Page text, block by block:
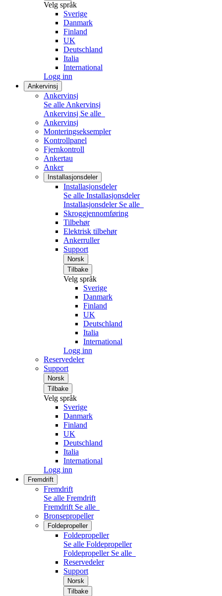
Velg språk
Sverige
Danmark
Finland
UK
Deutschland
Italia
International
Logg inn
Ankervinsj
Ankervinsj
Se alle Ankervinsj
Ankervinsj Se alle
Ankervinsj
Monteringseksempler
Kontrollpanel
Fjernkontroll
Ankertau
Anker
Installasjonsdeler
Installasjonsdeler
Se alle Installasjonsdeler
Installasjonsdeler Se alle
Skroggjennomføring
Tilbehør
Elektrisk tilbehør
Ankerruller
Support
Norsk
Tilbake
Velg språk
Sverige
Danmark
Finland
UK
Deutschland
Italia
International
Logg inn
Reservedeler
Support
Norsk
Tilbake
Velg språk
Sverige
Danmark
Finland
UK
Deutschland
Italia
International
Logg inn
Fremdrift
Fremdrift
Se alle Fremdrift
Fremdrift Se alle
Bronsepropeller
Foldepropeller
Foldepropeller
Se alle Foldepropeller
Foldepropeller Se alle
Reservedeler
Support
Norsk
Tilbake